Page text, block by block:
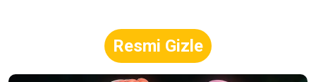
Resmi Gizle